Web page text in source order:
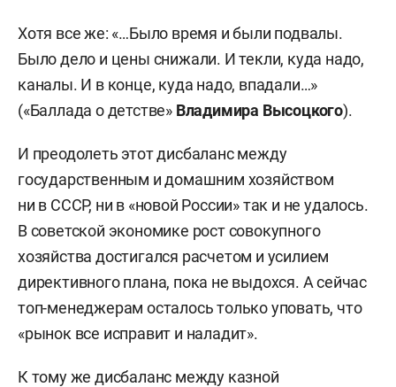
Хотя все же: «…Было время и были подвалы.
Было дело и цены снижали. И текли, куда надо,
каналы. И в конце, куда надо, впадали…»
(«Баллада о детстве» Владимира Высоцкого).
И преодолеть этот дисбаланс между
государственным и домашним хозяйством
ни в СССР, ни в «новой России» так и не удалось.
В советской экономике рост совокупного
хозяйства достигался расчетом и усилием
директивного плана, пока не выдохся. А сейчас
топ-менеджерам осталось только уповать, что
«рынок все исправит и наладит».
К тому же дисбаланс между казной